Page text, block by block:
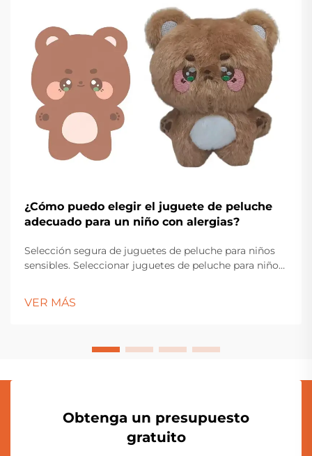
¿Cómo puedo elegir el juguete de peluche
adecuado para un niño con alergias?
Selección segura de juguetes de peluche para niños
sensibles. Seleccionar juguetes de peluche para niños
atención al detalle. Padres y cuidadores deben
navegar entre diversos materiales, procesos de
VER MÁS
Obtenga un presupuesto
gratuito